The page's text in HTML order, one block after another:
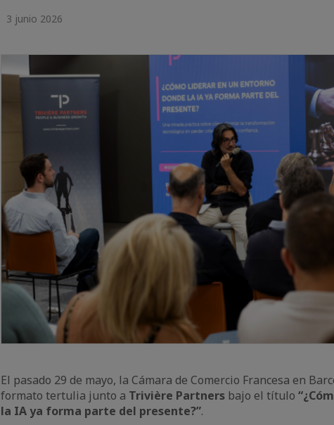
3 junio 2026
El pasado 29 de mayo, la Cámara de Comercio Francesa en
formato tertulia junto a Trivière Partners bajo el título
la IA ya forma parte del presente?”.